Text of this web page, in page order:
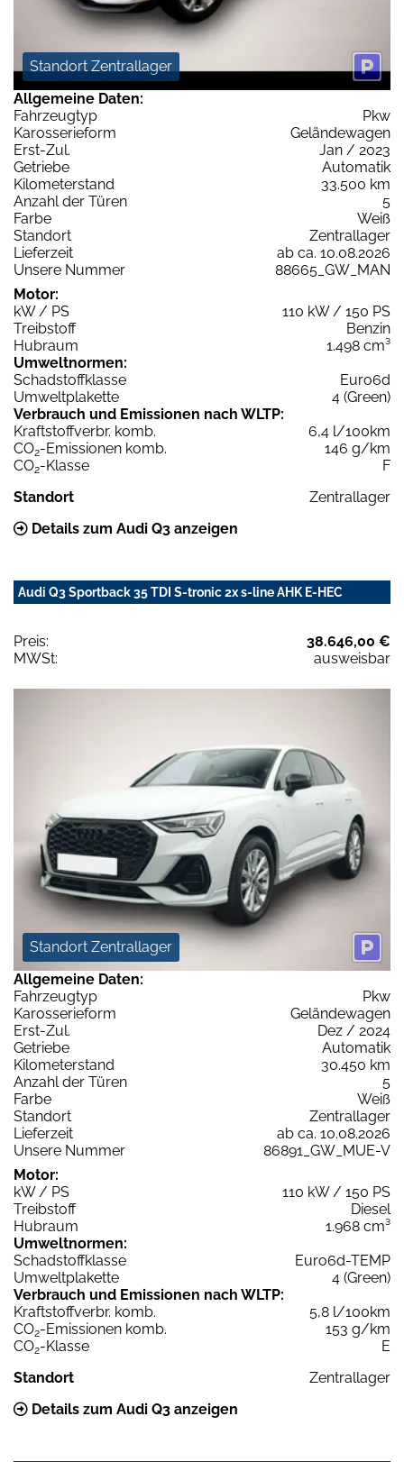
Standort Zentrallager
Allgemeine Daten:
Fahrzeugtyp
Pkw
Karosserieform
Geländewagen
Erst-Zul.
Jan / 2023
Getriebe
Automatik
Kilometerstand
33.500 km
Anzahl der Türen
5
Farbe
Weiß
Standort
Zentrallager
Lieferzeit
ab ca. 10.08.2026
Unsere Nummer
88665_GW_MAN
Motor:
kW / PS
110 kW / 150 PS
Treibstoff
Benzin
Hubraum
1.498 cm³
Umweltnormen:
Schadstoffklasse
Euro6d
Umweltplakette
4 (Green)
Verbrauch und Emissionen nach WLTP:
Kraftstoffverbr. komb.
6,4 l/100km
CO2-Emissionen komb.
146 g/km
CO2-Klasse
F
Standort
Zentrallager
Details zum Audi Q3 anzeigen
Audi Q3 Sportback 35 TDI S-tronic 2x s-line AHK E-HEC
Preis:
38.646,00 €
MWSt:
ausweisbar
Standort Zentrallager
Allgemeine Daten:
Fahrzeugtyp
Pkw
Karosserieform
Geländewagen
Erst-Zul.
Dez / 2024
Getriebe
Automatik
Kilometerstand
30.450 km
Anzahl der Türen
5
Farbe
Weiß
Standort
Zentrallager
Lieferzeit
ab ca. 10.08.2026
Unsere Nummer
86891_GW_MUE-V
Motor:
kW / PS
110 kW / 150 PS
Treibstoff
Diesel
Hubraum
1.968 cm³
Umweltnormen:
Schadstoffklasse
Euro6d-TEMP
Umweltplakette
4 (Green)
Verbrauch und Emissionen nach WLTP:
Kraftstoffverbr. komb.
5,8 l/100km
CO2-Emissionen komb.
153 g/km
CO2-Klasse
E
Standort
Zentrallager
Details zum Audi Q3 anzeigen